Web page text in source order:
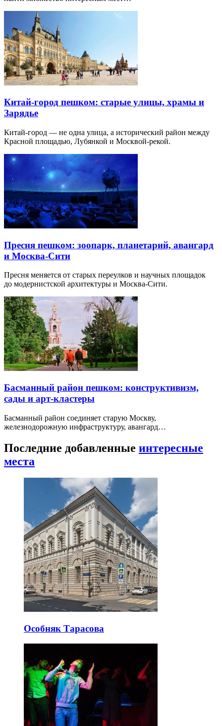
Китай-город пешком: старые улицы, храмы и
Зарядье
Китай-город — не одна улица, а исторический район между
Красной площадью, Лубянкой и Москвой-рекой.
Пресня пешком: зоопарк, планетарий, авангард
и Москва-Сити
Пресня меняется от старых переулков и научных площадок
до модернистской архитектуры и Москва-Сити.
Басманный район пешком: конструктивизм,
сады и арт-кластеры
Басманный район соединяет старую Москву,
железнодорожную инфраструктуру, авангард…
Последние добавленные интересные
места
Особняк Тарасова